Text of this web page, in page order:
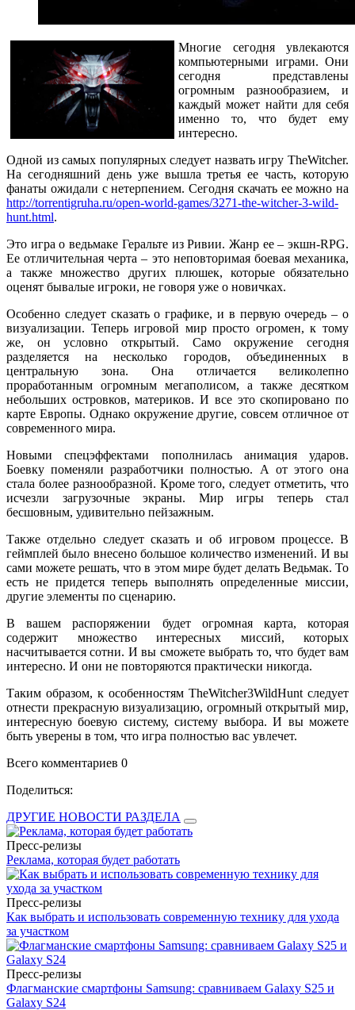
Многие сегодня увлекаются
компьютерными играми. Они
сегодня представлены
огромным разнообразием, и
каждый может найти для себя
именно то, что будет ему
интересно.
Одной из самых популярных следует назвать игру TheWitcher.
На сегодняшний день уже вышла третья ее часть, которую
фанаты ожидали с нетерпением. Сегодня скачать ее можно на
http://torrentigruha.ru/open-world-games/3271-the-witcher-3-wild-
hunt.html.
Это игра о ведьмаке Геральте из Ривии. Жанр ее – экшн-RPG.
Ее отличительная черта – это неповторимая боевая механика,
а также множество других плюшек, которые обязательно
оценят бывалые игроки, не говоря уже о новичках.
Особенно следует сказать о графике, и в первую очередь – о
визуализации. Теперь игровой мир просто огромен, к тому
же, он условно открытый. Само окружение сегодня
разделяется на несколько городов, объединенных в
центральную зона. Она отличается великолепно
проработанным огромным мегаполисом, а также десятком
небольших островков, материков. И все это скопировано по
карте Европы. Однако окружение другие, совсем отличное от
современного мира.
Новыми спецэффектами пополнилась анимация ударов.
Боевку поменяли разработчики полностью. А от этого она
стала более разнообразной. Кроме того, следует отметить, что
исчезли загрузочные экраны. Мир игры теперь стал
бесшовным, удивительно пейзажным.
Также отдельно следует сказать и об игровом процессе. В
геймплей было внесено большое количество изменений. И вы
сами можете решать, что в этом мире будет делать Ведьмак. То
есть не придется теперь выполнять определенные миссии,
другие элементы по сценарию.
В вашем распоряжении будет огромная карта, которая
содержит множество интересных миссий, которых
насчитывается сотни. И вы сможете выбрать то, что будет вам
интересно. И они не повторяются практически никогда.
Таким образом, к особенностям TheWitcher3WildHunt следует
отнести прекрасную визуализацию, огромный открытый мир,
интересную боевую систему, систему выбора. И вы можете
быть уверены в том, что игра полностью вас увлечет.
Всего комментариев 0
Поделиться:
ДРУГИЕ НОВОСТИ РАЗДЕЛА
Пресс-релизы
Реклама, которая будет работать
Пресс-релизы
Как выбрать и использовать современную технику для ухода
за участком
Пресс-релизы
Флагманские смартфоны Samsung: сравниваем Galaxy S25 и
Galaxy S24